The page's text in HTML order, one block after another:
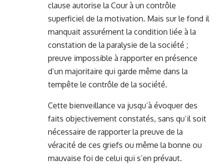
clause autorise la Cour à un contrôle
superficiel de la motivation. Mais sur le fond il
manquait assurément la condition liée à la
constation de la paralysie de la société ;
preuve impossible à rapporter en présence
d’un majoritaire qui garde même dans la
tempête le contrôle de la société.
Cette bienveillance va jusqu’à évoquer des
faits objectivement constatés, sans qu’il soit
nécessaire de rapporter la preuve de la
véracité de ces griefs ou même la bonne ou
mauvaise foi de celui qui s’en prévaut.